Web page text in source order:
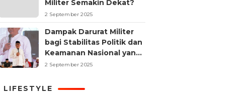
Militer Semakin Dekat?
2 September 2025
Dampak Darurat Militer
bagi Stabilitas Politik dan
Keamanan Nasional yang
Sering Terlupakan
2 September 2025
LIFESTYLE